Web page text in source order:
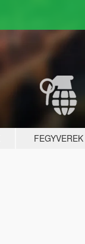
FEGYVEREK